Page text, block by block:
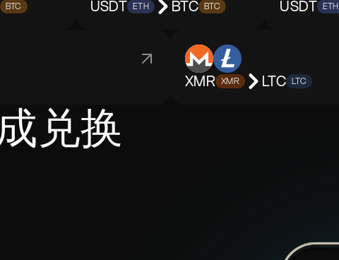
BTC USDT ETH BTC BTC USDT ETH
XMR XMR LTC LTC
兑换